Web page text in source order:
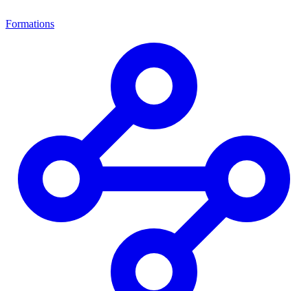
Formations